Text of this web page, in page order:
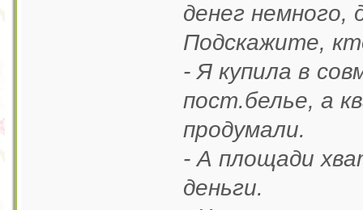
денег немного,
Подскажите,
- Я купила в
пост.белье, а
продумали.
- А площади
деньги.